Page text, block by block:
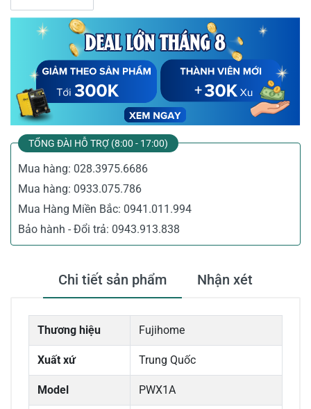
TỔNG ĐÀI HỖ TRỢ (8:00 - 17:00)
Mua hàng: 028.3975.6686
Mua hàng: 0933.075.786
Mua Hàng Miền Bắc: 0941.011.994
Bảo hành - Đổi trả: 0943.913.838
Chi tiết sản phẩm Nhận xét
Thương hiệu Fujihome
Xuất xứ Trung Quốc
Model PWX1A